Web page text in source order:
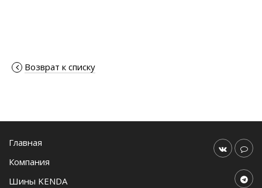
Возврат к списку
Главная
Компания
Шины KENDA